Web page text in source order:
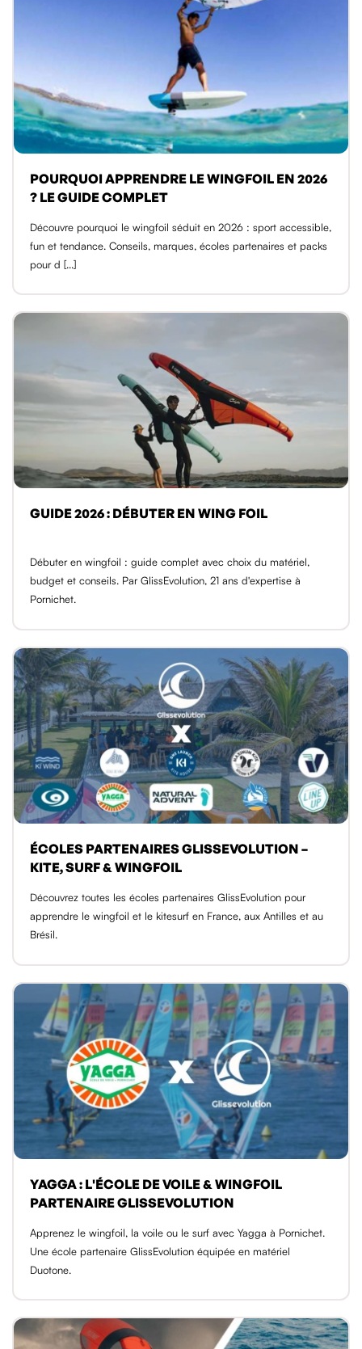
POURQUOI APPRENDRE LE WINGFOIL EN 2026
? LE GUIDE COMPLET
Découvre pourquoi le wingfoil séduit en 2026 : sport accessible,
fun et tendance. Conseils, marques, écoles partenaires et packs
pour d [...]
GUIDE 2026 : DÉBUTER EN WING FOIL
Débuter en wingfoil : guide complet avec choix du matériel,
budget et conseils. Par GlissEvolution, 21 ans d'expertise à
Pornichet.
ÉCOLES PARTENAIRES GLISSEVOLUTION –
KITE, SURF & WINGFOIL
Découvrez toutes les écoles partenaires GlissEvolution pour
apprendre le wingfoil et le kitesurf en France, aux Antilles et au
Brésil.
YAGGA : L'ÉCOLE DE VOILE & WINGFOIL
PARTENAIRE GLISSEVOLUTION
Apprenez le wingfoil, la voile ou le surf avec Yagga à Pornichet.
Une école partenaire GlissEvolution équipée en matériel
Duotone.